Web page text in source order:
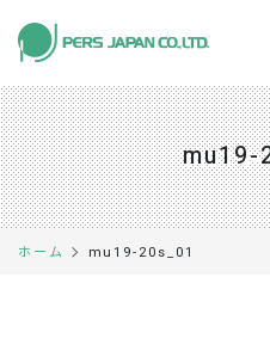
私たちの特長 About Us
事業内容 Business
mu19-
ホーム mu19-20s_01